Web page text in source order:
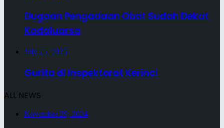
Dugaan Pengadaan Obat Sudah Dekat
Kadaluarsa
July 25, 2025
Gurita di Inspektorat Kerinci
ALL NEWS
November 29, 2024